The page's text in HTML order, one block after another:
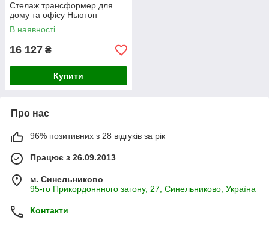
Стелаж трансформер для
дому та офісу Ньютон
В наявності
16 127 ₴
Купити
Про нас
96% позитивних з 28 відгуків за рік
Працює з 26.09.2013
м. Синельниково
95-го Прикордоннного загону, 27, Синельниково, Україна
Контакти